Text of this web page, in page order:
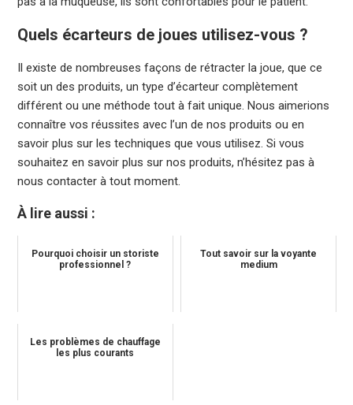
Quels écarteurs de joues utilisez-vous ?
Il existe de nombreuses façons de rétracter la joue, que ce
soit un des produits, un type d’écarteur complètement
différent ou une méthode tout à fait unique. Nous aimerions
connaître vos réussites avec l’un de nos produits ou en
savoir plus sur les techniques que vous utilisez. Si vous
souhaitez en savoir plus sur nos produits, n’hésitez pas à
nous contacter à tout moment.
À lire aussi :
Pourquoi choisir un storiste
professionnel ?
Tout savoir sur la voyante
medium
Les problèmes de chauffage
les plus courants